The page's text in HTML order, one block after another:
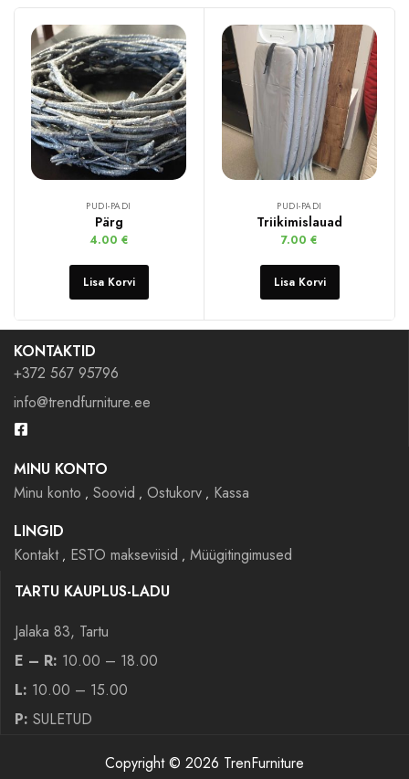
PUDI-PADI
Pärg
4.00 €
Lisa Korvi
PUDI-PADI
Triikimislauad
7.00 €
Lisa Korvi
KONTAKTID
+372 567 95796
info@trendfurniture.ee
MINU KONTO
Minu konto
Soovid Ostukorv
Kassa
LINGID
Kontakt
ESTO makseviisid
Müügitingimused
TARTU KAUPLUS-LADU
Jalaka 83, Tartu
E – R: 10.00 – 18.00
L: 10.00 – 15.00
P: SULETUD
Copyright © 2026 TrenFurniture